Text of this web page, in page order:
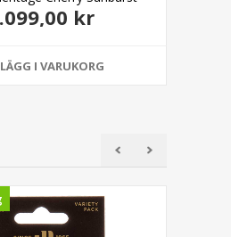
kr
LÄGG I VARUKORG